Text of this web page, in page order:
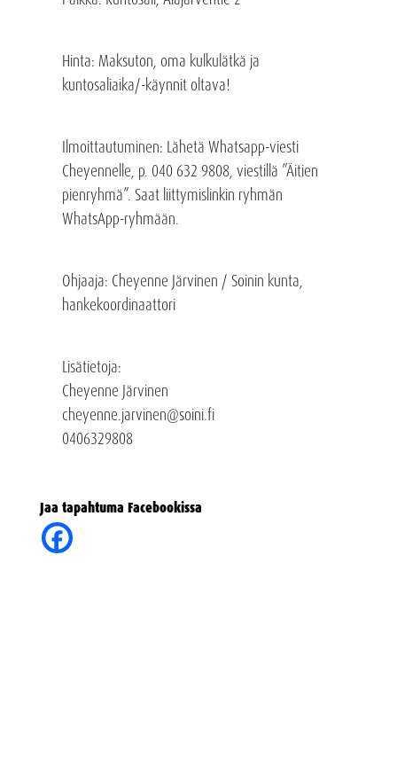
Hinta: Maksuton, oma kulkulätkä ja
kuntosaliaika/-käynnit oltava!
Ilmoittautuminen: Lähetä Whatsapp-viesti
Cheyennelle, p. 040 632 9808, viestillä ”Äitien
pienryhmä”. Saat liittymislinkin ryhmän
WhatsApp-ryhmään.
Ohjaaja: Cheyenne Järvinen / Soinin kunta,
hankekoordinaattori
Lisätietoja:
Cheyenne Järvinen
cheyenne.jarvinen@soini.fi
0406329808
Jaa tapahtuma Facebookissa